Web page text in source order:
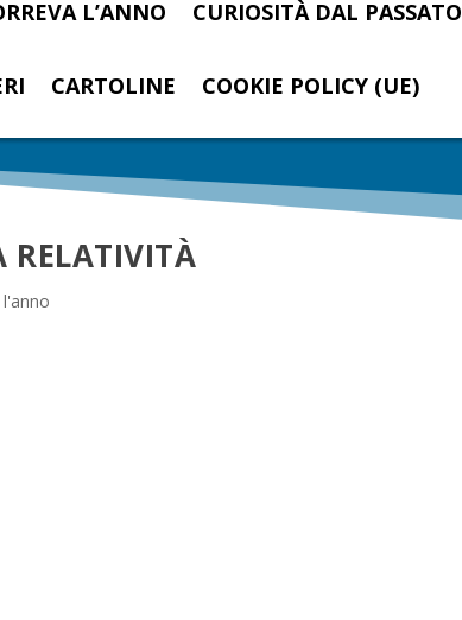
L’ANNO CURIOSITÀ DAL PASSATO
CARTOLINE COOKIE POLICY (UE)
RELATIVITÀ